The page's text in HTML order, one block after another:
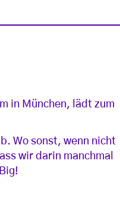
in München, lädt zum
Wo sonst, wenn nicht
wir darin manchmal